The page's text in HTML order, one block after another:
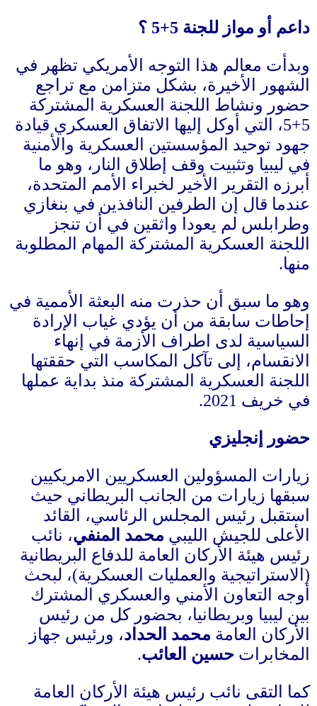
داعم أو مواز للجنة 5+5 ؟
وبدأت معالم هذا التوجه الأمريكي تظهر في
الشهور الأخيرة، بشكل متزامن مع تراجع
حضور ونشاط اللجنة العسكرية المشتركة
5+5
، التي أوكل إليها الاتفاق العسكري قيادة
جهود توحيد المؤسستين العسكرية والأمنية
في ليبيا وتثبيت وقف إطلاق النار، وهو ما
أبرزه التقرير الأخير لخبراء الأمم المتحدة،
عندما قال إن الطرفين النافذين في بنغازي
وطرابلس لم يعودا واثقين في أن تنجز
اللجنة العسكرية المشتركة المهام المطلوبة
منها.
وهو ما سبق أن حذرت منه البعثة الأممية في
إحاطات سابقة من أن يؤدي غياب الإرادة
السياسية لدى اطراف الأزمة في إنهاء
الانقسام، إلى تآكل المكاسب التي حققتها
اللجنة العسكرية المشتركة منذ بداية عملها
في خريف 2021.
حضور إنجليزي
زيارات المسؤولين العسكريين الامريكيين
سبقها زيارات من الجانب البريطاني حيث
استقبل رئيس المجلس الرئاسي، القائد
الأعلى للجيش الليبي محمد المنفي، نائب
رئيس هيئة الأركان العامة للدفاع البريطانية
( الاستراتيجية والعمليات العسكرية)، لبحث
أوجه التعاون الأمني والعسكري المشترك
بين ليبيا وبريطانيا، بحضور كل من رئيس
الأركان العامة محمد الحداد، ورئيس جهاز
المخابرات حسين العائب.
كما التقى نائب رئيس هيئة الأركان العامة